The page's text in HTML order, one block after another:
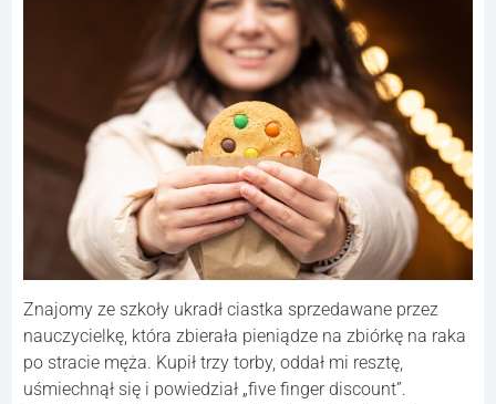
Znajomy ze szkoły ukradł ciastka sprzedawane przez
nauczycielkę, która zbierała pieniądze na zbiórkę na raka
po stracie męża. Kupił trzy torby, oddał mi resztę,
uśmiechnął się i powiedział „five finger discount”.